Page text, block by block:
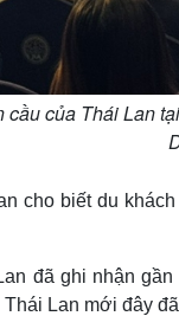
của Thái Lan
cho biết du
đã ghi nhận
Lan mới đây